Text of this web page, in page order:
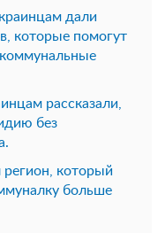
дали
которые помогут
рассказали,
без
регион, который
больше